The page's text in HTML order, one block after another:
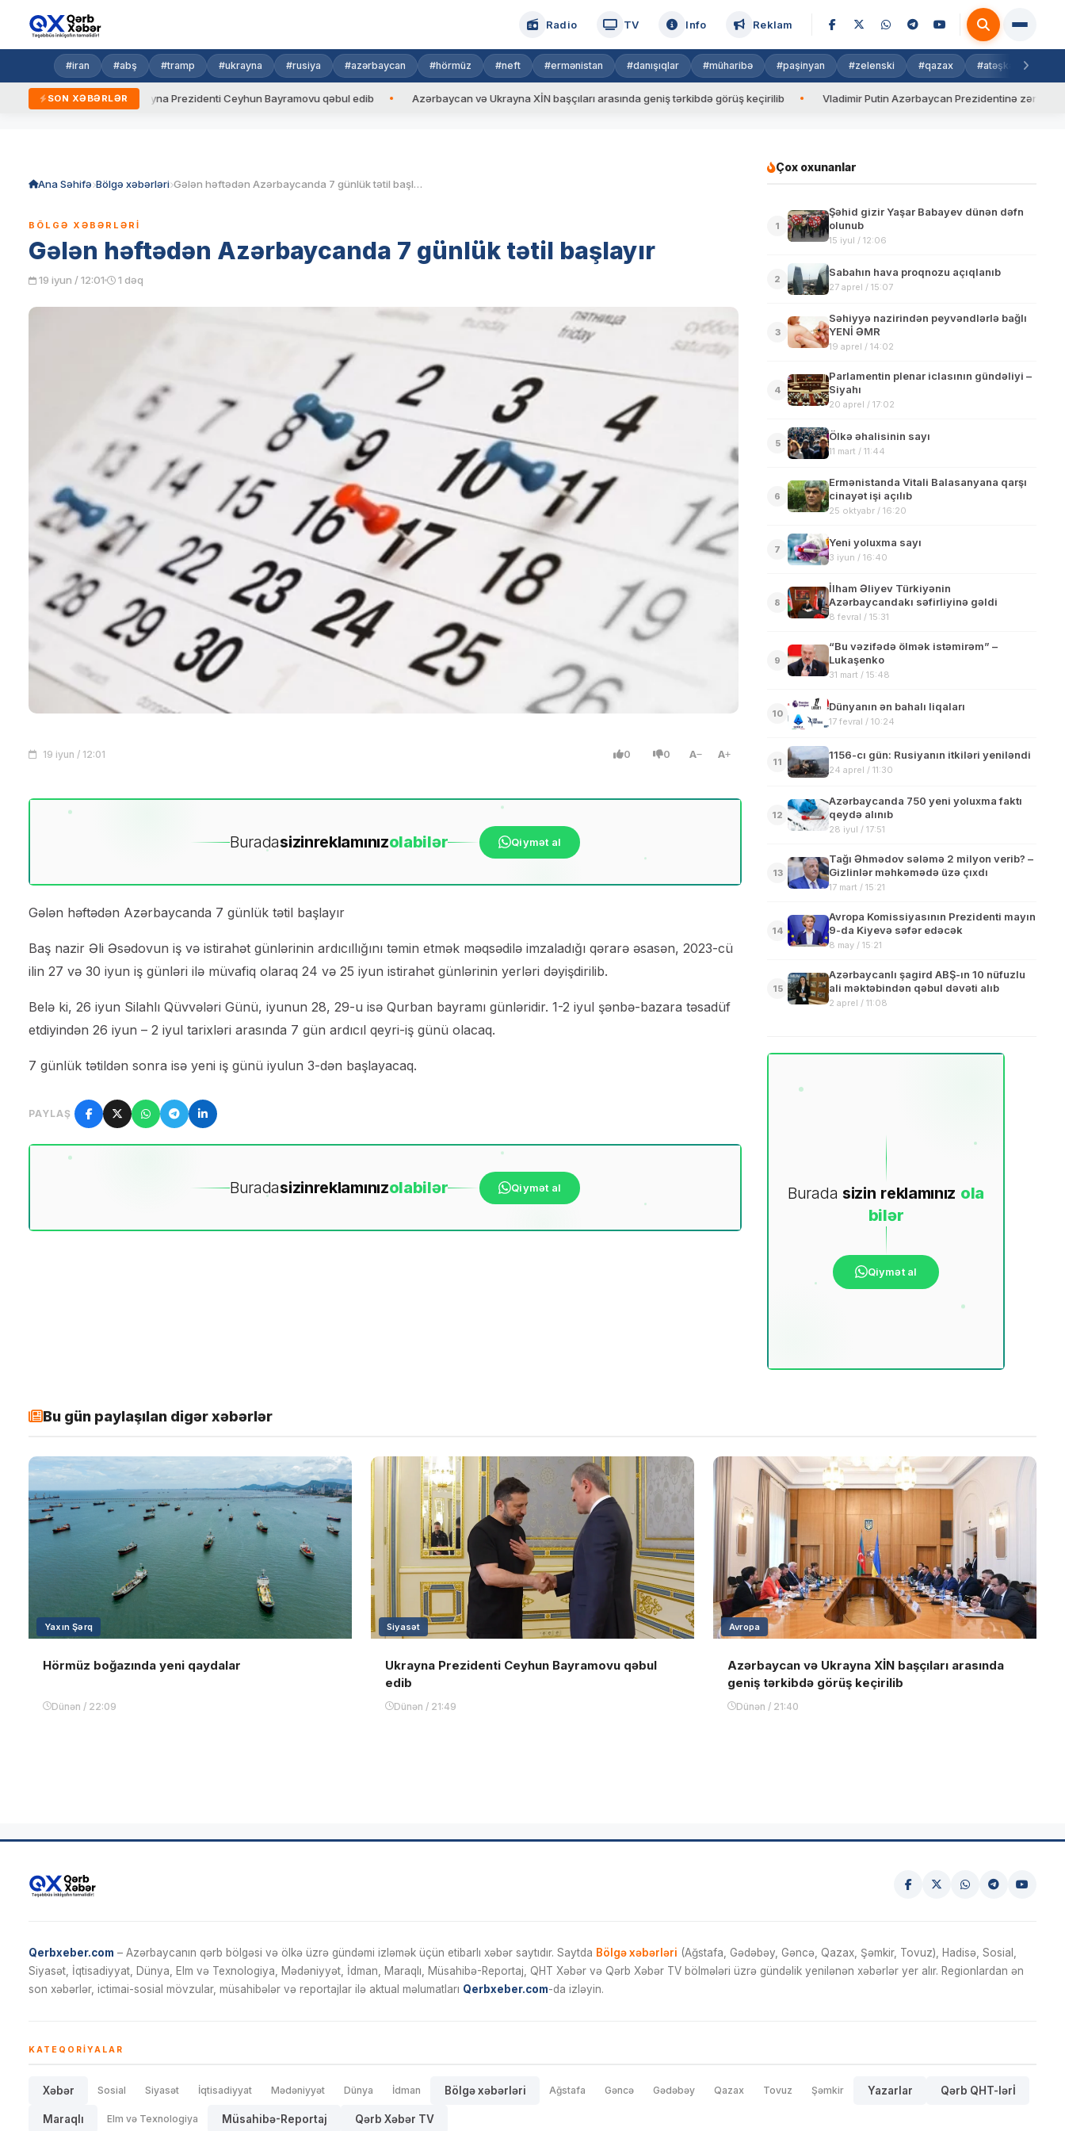
Radio TV Info Reklam
#iran #abş #tramp #ukrayna #rusiya #azərbaycan #hörmüz #neft #ermənistan #danışıqlar #müharibə #paşinyan #zelenski #qazax #atəşkəs
SON XƏBƏRLƏR
qaydalar Ukrayna Prezidenti Ceyhun Bayramovu qəbul edib Azərbaycan və Ukrayna XİN başçıları arasında geniş tərkibdə görüş keçirilib Vladimir Putin Azərbaycan Prezidentinə zəng edib
Ana Səhifə Bölgə xəbərləri Gələn həftədən Azərbaycanda 7 günlük tətil başlayır
BÖLGƏ XƏBƏRLƏRI
Gələn həftədən Azərbaycanda 7 günlük tətil başlayır
19 iyun / 12:01 1 dəq
19 iyun / 12:01 0 0 A A
Buradasizinreklamınızolabilər Qiymət al
Gələn həftədən Azərbaycanda 7 günlük tətil başlayır
Baş nazir Əli Əsədovun iş və istirahət günlərinin ardıcıllığını təmin etmək məqsədilə imzaladığı qərarə əsasən, 2023-cü
ilin 27 və 30 iyun iş günləri ilə müvafiq olaraq 24 və 25 iyun istirahət günlərinin yerləri dəyişdirilib.
Belə ki, 26 iyun Silahlı Qüvvələri Günü, iyunun 28, 29-u isə Qurban bayramı günləridir. 1-2 iyul şənbə-bazara təsadüf
etdiyindən 26 iyun – 2 iyul tarixləri arasında 7 gün ardıcıl qeyri-iş günü olacaq.
7 günlük tətildən sonra isə yeni iş günü iyulun 3-dən başlayacaq.
PAYLAŞ
Buradasizinreklamınızolabilər Qiymət al
Çox oxunanlar
1
Şəhid gizir Yaşar Babayev dünən dəfn
olunub
15 iyul / 12:06
2
Sabahın hava proqnozu açıqlanıb
27 aprel / 15:07
3
Səhiyyə nazirindən peyvəndlərlə bağlı
YENİ ƏMR
19 aprel / 14:02
4
Parlamentin plenar iclasının gündəliyi –
Siyahı
20 aprel / 17:02
5
Ölkə əhalisinin sayı
11 mart / 11:44
6
Ermənistanda Vitali Balasanyana qarşı
cinayət işi açılıb
25 oktyabr / 16:20
7
Yeni yoluxma sayı
3 iyun / 16:40
8
İlham Əliyev Türkiyənin
Azərbaycandakı səfirliyinə gəldi
8 fevral / 15:31
9
“Bu vəzifədə ölmək istəmirəm” –
Lukaşenko
31 mart / 15:48
10
Dünyanın ən bahalı liqaları
17 fevral / 10:24
11
1156-cı gün: Rusiyanın itkiləri yeniləndi
24 aprel / 11:30
12
Azərbaycanda 750 yeni yoluxma faktı
qeydə alınıb
28 iyul / 17:51
13
Tağı Əhmədov sələmə 2 milyon verib? –
Gizlinlər məhkəmədə üzə çıxdı
17 mart / 15:21
14
Avropa Komissiyasının Prezidenti mayın
9-da Kiyevə səfər edəcək
8 may / 15:21
15
Azərbaycanlı şagird ABŞ-ın 10 nüfuzlu
ali məktəbindən qəbul dəvəti alıb
2 aprel / 11:08
Burada sizin reklamınız ola
bilər
Qiymət al
Bu gün paylaşılan digər xəbərlər
Yaxın Şərq
Hörmüz boğazında yeni qaydalar
Dünən / 22:09
Siyasət
Ukrayna Prezidenti Ceyhun Bayramovu qəbul
edib
Dünən / 21:49
Avropa
Azərbaycan və Ukrayna XİN başçıları arasında
geniş tərkibdə görüş keçirilib
Dünən / 21:40
Qerbxeber.com – Azərbaycanın qərb bölgəsi və ölkə üzrə gündəmi izləmək üçün etibarlı xəbər saytıdır. Saytda Bölgə xəbərləri (Ağstafa, Gədəbəy, Gəncə, Qazax, Şəmkir, Tovuz), Hadisə, Sosial,
Siyasət, İqtisadiyyat, Dünya, Elm və Texnologiya, Mədəniyyət, İdman, Maraqlı, Müsahibə-Reportaj, QHT Xəbər və Qərb Xəbər TV bölmələri üzrə gündəlik yenilənən xəbərlər yer alır. Regionlardan ən
son xəbərlər, ictimai-sosial mövzular, müsahibələr və reportajlar ilə aktual məlumatları Qerbxeber.com-da izləyin.
KATEQORIYALAR
Xəbər Sosial Siyasət İqtisadiyyat Mədəniyyət Dünya İdman Bölgə xəbərləri Ağstafa Gəncə Gədəbəy Qazax Tovuz Şəmkir Yazarlar Qərb QHT-lərİ
Maraqlı Elm və Texnologiya Müsahibə-Reportaj Qərb Xəbər TV